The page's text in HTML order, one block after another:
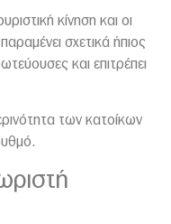
κίνηση και οι
σχετικά ήπιος
και επιτρέπει
των κατοίκων